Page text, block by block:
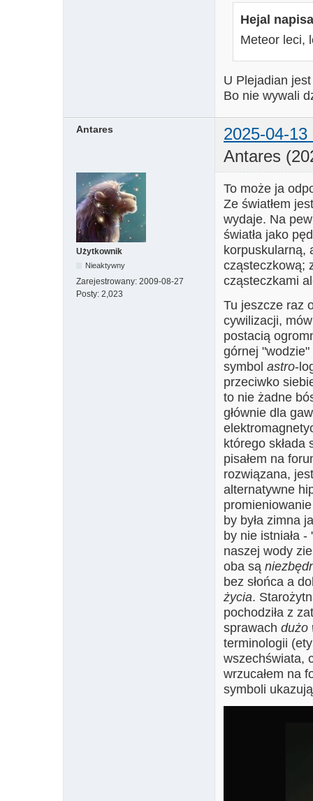
Hejal
Meteor leci,
U Plejadian
Bo nie wywali
Antares
2025-04-13
Antares
Użytkownik
Nieaktywny
Zarejestrowany: 2009-08-27
Posty: 2,023
To może ja
Ze światłem
wydaje. Na
światła jako
korpuskularną,
cząsteczkową;
cząsteczkami
Tu jeszcze raz
cywilizacji,
postacią
górnej
symbol astro-
przeciwko
to nie żadne
głównie dla
którego
pisałem na
rozwiązana,
alternatywne
by była zimna
by nie istniała
naszej wody
oba są
bez słońca a
życia.
pochodziła z
sprawach dużo
terminologii
wszechświata,
wrzucałem na
symboli